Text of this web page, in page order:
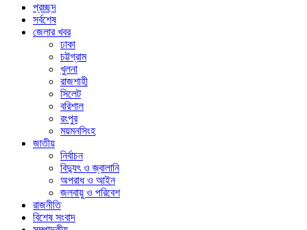
প্রচ্ছদ
সর্বশেষ
জেলার খবর
ঢাকা
চট্টগ্রাম
খুলনা
রাজশাহী
সিলেট
বরিশাল
রংপুর
ময়মনসিংহ
জাতীয়
নির্বাচন
বিদ্যুৎ ও জ্বালানি
অপরাধ ও আইন
জলবায়ু ও পরিবেশ
রাজনীতি
বিশেষ সংবাদ